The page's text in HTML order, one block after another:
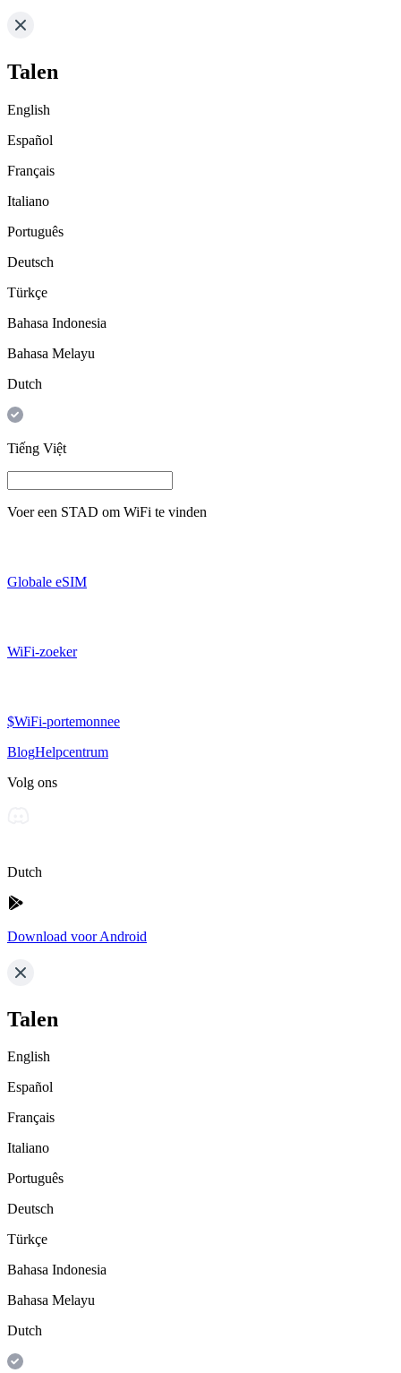
Talen
English
Español
Français
Italiano
Português
Deutsch
Türkçe
Bahasa Indonesia
Bahasa Melayu
Dutch
Tiếng Việt
Voer een STAD om WiFi te vinden
Globale eSIM
WiFi-zoeker
$WiFi-portemonnee
BlogHelpcentrum
Volg ons
Dutch
Download voor Android
Talen
English
Español
Français
Italiano
Português
Deutsch
Türkçe
Bahasa Indonesia
Bahasa Melayu
Dutch